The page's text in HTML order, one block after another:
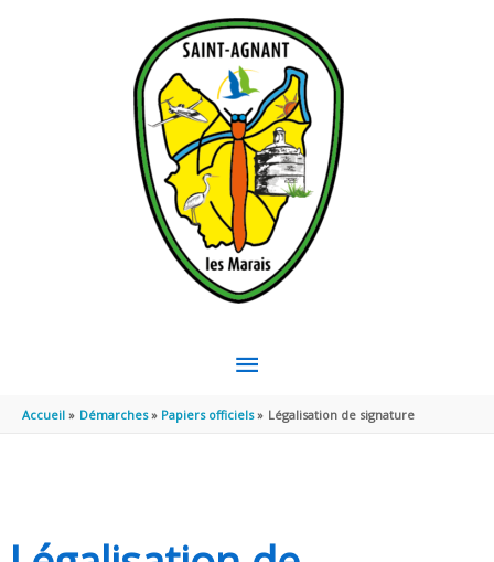
MENU
PRINCIPAL
Accueil Démarches Papiers officiels Légalisation de signature